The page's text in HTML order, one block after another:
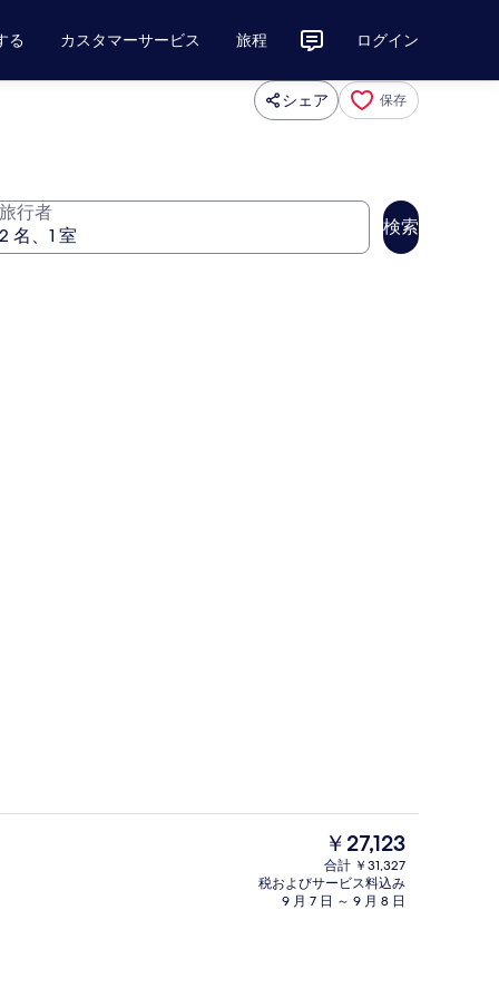
る カスタマーサービス 旅程 ログイン
シェア 保存
行者
検索
朝食 (ビュッフェ)、毎日提供 (有料)
現
在
の
料
￥27,123
合計 ￥31,327
税およびサービス料込み
9 月 7 日 ～ 9 月 8 日